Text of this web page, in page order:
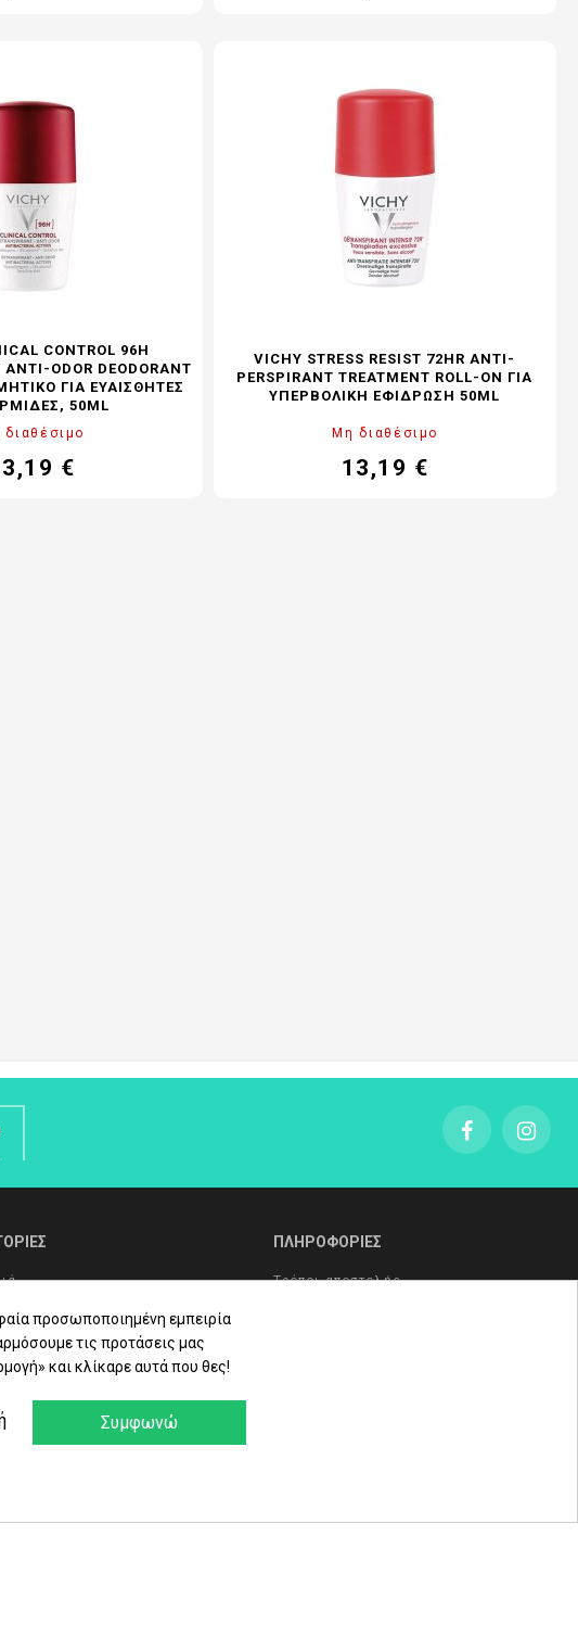
CONTROL 96H
ODOR DEODORANT
ΓΙΑ ΕΥΑΊΣΘΗΤΕΣ
50ML
€
VICHY STRESS RESIST 72HR ANTI-
PERSPIRANT TREATMENT ROLL-ON ΓΙΑ
ΥΠΕΡΒΟΛΙΚΉ ΕΦΊΔΡΩΣΗ 50ML
Μη διαθέσιμο
Τιμή
13,19 €
Σώματος
Υγιεινή
ΠΛΗΡΟΦΟΡΙΕΣ
Τρόποι αποστολής
προσωποποιημένη εμπειρία
τις προτάσεις μας
και κλίκαρε αυτά που θες!
Συμφωνώ